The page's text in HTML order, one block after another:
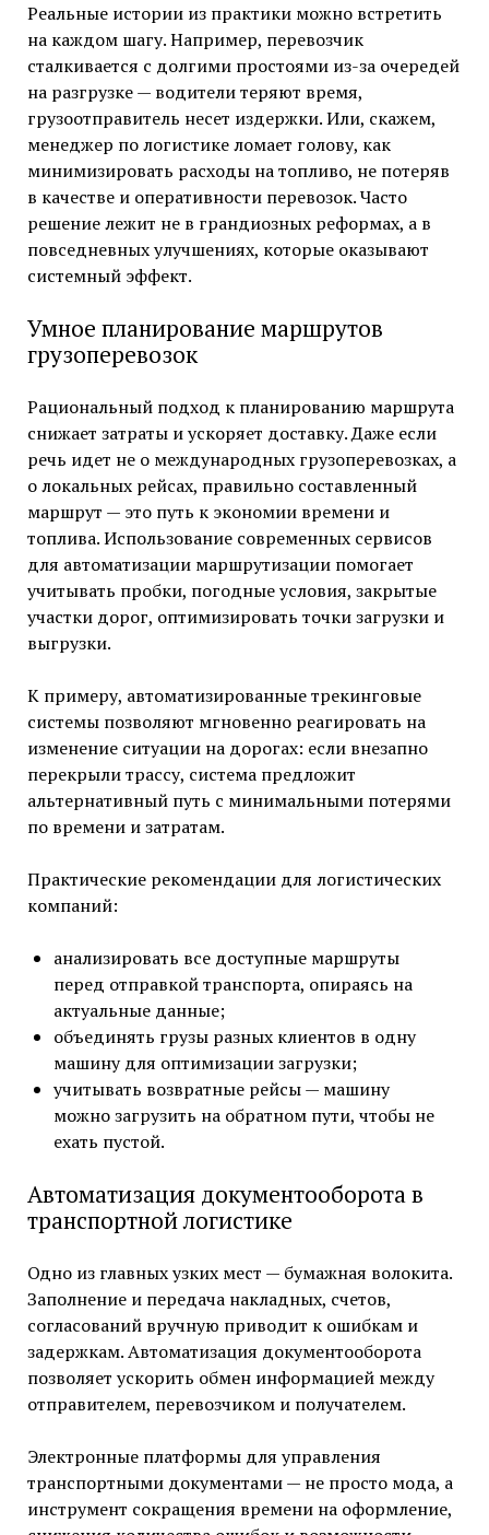
Реальные истории из практики можно встретить
на каждом шагу. Например, перевозчик
сталкивается с долгими простоями из-за очередей
на разгрузке — водители теряют время,
грузоотправитель несет издержки. Или, скажем,
менеджер по логистике ломает голову, как
минимизировать расходы на топливо, не потеряв
в качестве и оперативности перевозок. Часто
решение лежит не в грандиозных реформах, а в
повседневных улучшениях, которые оказывают
системный эффект.
Умное планирование маршрутов
грузоперевозок
Рациональный подход к планированию маршрута
снижает затраты и ускоряет доставку. Даже если
речь идет не о международных грузоперевозках, а
о локальных рейсах, правильно составленный
маршрут — это путь к экономии времени и
топлива. Использование современных сервисов
для автоматизации маршрутизации помогает
учитывать пробки, погодные условия, закрытые
участки дорог, оптимизировать точки загрузки и
выгрузки.
К примеру, автоматизированные трекинговые
системы позволяют мгновенно реагировать на
изменение ситуации на дорогах: если внезапно
перекрыли трассу, система предложит
альтернативный путь с минимальными потерями
по времени и затратам.
Практические рекомендации для логистических
компаний:
анализировать все доступные маршруты
перед отправкой транспорта, опираясь на
актуальные данные;
объединять грузы разных клиентов в одну
машину для оптимизации загрузки;
учитывать возвратные рейсы — машину
можно загрузить на обратном пути, чтобы не
ехать пустой.
Автоматизация документооборота в
транспортной логистике
Одно из главных узких мест — бумажная волокита.
Заполнение и передача накладных, счетов,
согласований вручную приводит к ошибкам и
задержкам. Автоматизация документооборота
позволяет ускорить обмен информацией между
отправителем, перевозчиком и получателем.
Электронные платформы для управления
транспортными документами — не просто мода, а
инструмент сокращения времени на оформление,